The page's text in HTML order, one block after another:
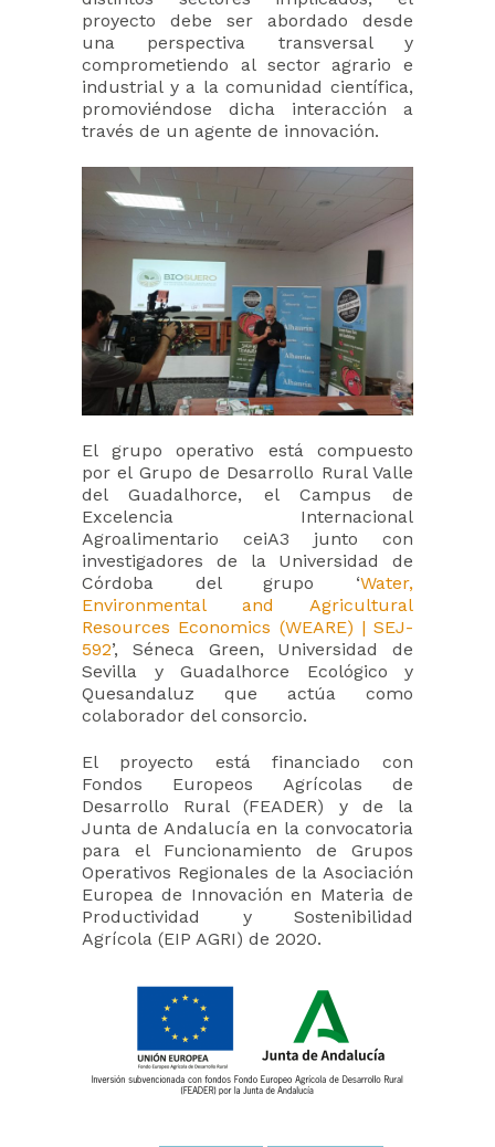
proyecto debe ser abordado desde
una perspectiva transversal y
comprometiendo al sector agrario e
industrial y a la comunidad científica,
promoviéndose dicha interacción a
través de un agente de innovación.
El grupo operativo está compuesto
por el Grupo de Desarrollo Rural Valle
del Guadalhorce, el Campus de
Excelencia Internacional
Agroalimentario ceiA3 junto con
investigadores de la Universidad de
Córdoba del grupo ‘Water,
Environmental and Agricultural
Resources Economics (WEARE) | SEJ-
592’, Séneca Green, Universidad de
Sevilla y Guadalhorce Ecológico y
Quesandaluz que actúa como
colaborador del consorcio.
El proyecto está financiado con
Fondos Europeos Agrícolas de
Desarrollo Rural (FEADER) y de la
Junta de Andalucía en la convocatoria
para el Funcionamiento de Grupos
Operativos Regionales de la Asociación
Europea de Innovación en Materia de
Productividad y Sostenibilidad
Agrícola (EIP AGRI) de 2020.